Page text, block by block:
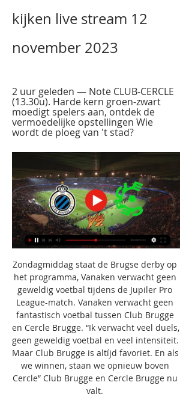
kijken live stream 12
november 2023
2 uur geleden — Note CLUB-CERCLE
(13.30u). Harde kern groen-zwart
moedigt spelers aan, ontdek de
vermoedelijke opstellingen Wie
wordt de ploeg van 't stad?
Zondagmiddag staat de Brugse derby op
het programma, Vanaken verwacht geen
geweldig voetbal tijdens de Jupiler Pro
League-match. Vanaken verwacht geen
fantastisch voetbal tussen Club Brugge
en Cercle Brugge. “Ik verwacht veel duels,
geen geweldig voetbal en veel intensiteit.
Maar Club Brugge is altíjd favoriet. En als
we winnen, staan we opnieuw boven
Cercle” Club Brugge en Cercle Brugge nu
valt.